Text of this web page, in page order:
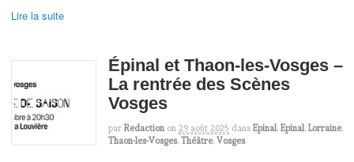
Lire la suite
Épinal et Thaon-les-Vosges –
La rentrée des Scènes
Vosges
par Redaction on 29 août 2025 dans Epinal, Epinal, Lorraine,
Thaon-les-Vosges, Théâtre, Vosges